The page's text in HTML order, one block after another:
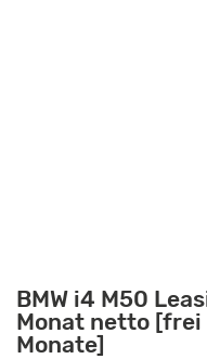
BMW i4 M50
Monat netto [frei
Monate]